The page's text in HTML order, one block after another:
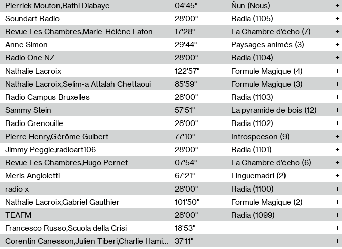
Pierrick Mouton,Bathi Diabaye 04'45"
Ñun (Nous)
Soundart Radio 28'00"
Radia (1105)
Revue Les Chambres,Marie-Hélène Lafon 17'28"
La Chambre d’écho (7)
Anne Simon 29'44"
Paysages animés (3)
Radio One NZ 28'00"
Radia (1104)
Nathalie Lacroix 122'57"
Formule Magique (4)
Nathalie Lacroix,Selim-a Attalah Chettaoui 85'59"
Formule Magique (3)
Radio Campus Bruxelles 28'00"
Radia (1103)
Sammy Stein 57'51"
La pyramide de bois (12)
Radio Grenouille 28'00"
Radia (1102)
Pierre Henry,Gérôme Guibert 77'10"
Introspecson (9)
Jimmy Peggie,radioart106 28'00"
Radia (1101)
Revue Les Chambres,Hugo Pernet 07'54"
La Chambre d’écho (6)
Meris Angioletti 67'21"
Linguemadri (2)
radio x 28'00"
Radia (1100)
Nathalie Lacroix,Gabriel Gauthier 101'50"
Formule Magique (2)
TEAFM 28'00"
Radia (1099)
Francesco Russo,Scuola della Crisi
18'53"
Corentin Canesson,Julien Tiberi,Charlie Hamish Jeffery
37'11"